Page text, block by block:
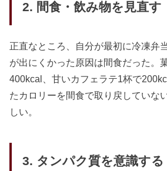
2. 間食・飲み物を見直す
正直なところ、自分が最初に冷凍弁
が出にくかった原因は間食だった。
400kcal、甘いカフェラテ1杯で
たカロリーを間食で取り戻していな
しい。
3. タンパク質を意識する